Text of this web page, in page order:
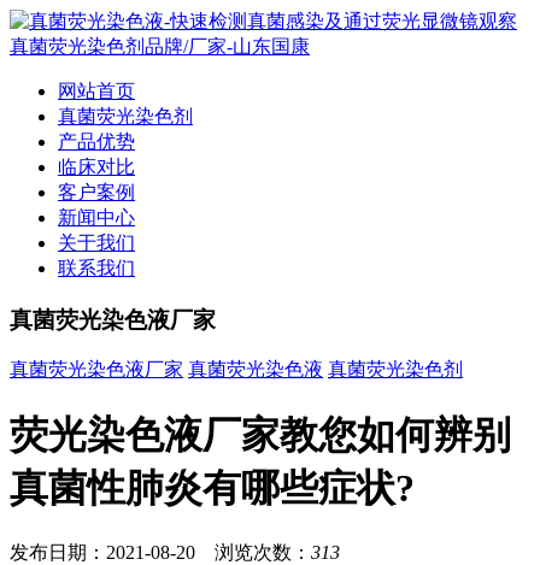
网站首页
真菌荧光染色剂
产品优势
临床对比
客户案例
新闻中心
关于我们
联系我们
真菌荧光染色液厂家
真菌荧光染色液厂家 真菌荧光染色液 真菌荧光染色剂
荧光染色液厂家教您如何辨别
真菌性肺炎有哪些症状?
发布日期：2021-08-20 浏览次数： 313